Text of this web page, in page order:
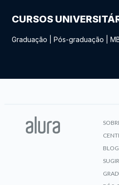
CURSOS
Graduação Pós-graduação